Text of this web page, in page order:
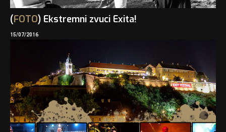
(FOTO) Ekstremni zvuci Exita!
15/07/2016